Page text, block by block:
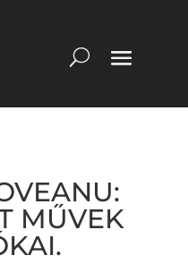
MŰVEK